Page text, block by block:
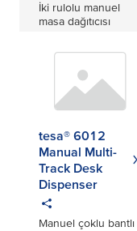
İki rulolu manuel
masa dağıtıcısı
tesa® 6012
Manual Multi-
Track Desk
Dispenser
Manuel çoklu bantlı